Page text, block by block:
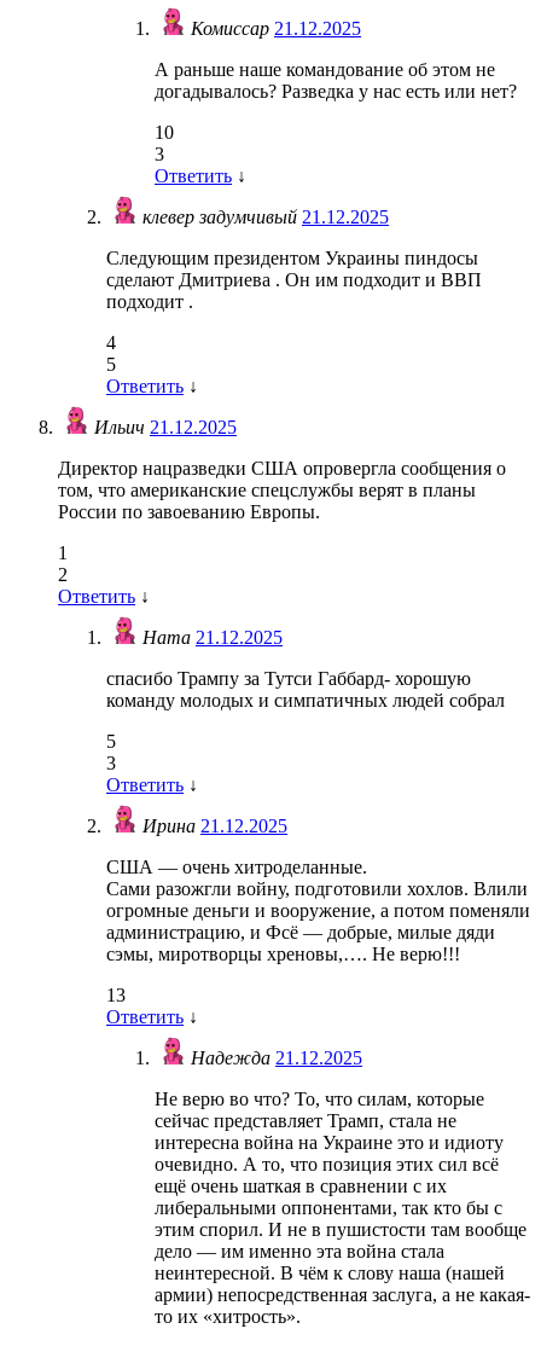
Комиссар 21.12.2025
А раньше наше командование об этом не
догадывалось? Разведка у нас есть или нет?
10
3
Ответить ↓
клевер задумчивый 21.12.2025
Следующим президентом Украины пиндосы
сделают Дмитриева . Он им подходит и ВВП
подходит .
4
5
Ответить ↓
Ильич 21.12.2025
Директор нацразведки США опровергла сообщения о
том, что американские спецслужбы верят в планы
России по завоеванию Европы.
1
2
Ответить ↓
Ната 21.12.2025
спасибо Трампу за Тутси Габбард- хорошую
команду молодых и симпатичных людей собрал
5
3
Ответить ↓
Ирина 21.12.2025
США — очень хитроделанные.
Сами разожгли войну, подготовили хохлов. Влили
огромные деньги и вооружение, а потом поменяли
администрацию, и Фсё — добрые, милые дяди
сэмы, миротворцы хреновы,…. Не верю!!!
13
Ответить ↓
Надежда 21.12.2025
Не верю во что? То, что силам, которые
сейчас представляет Трамп, стала не
интересна война на Украине это и идиоту
очевидно. А то, что позиция этих сил всё
ещё очень шаткая в сравнении с их
либеральными оппонентами, так кто бы с
этим спорил. И не в пушистости там вообще
дело — им именно эта война стала
неинтересной. В чём к слову наша (нашей
армии) непосредственная заслуга, а не какая-
то их «хитрость».